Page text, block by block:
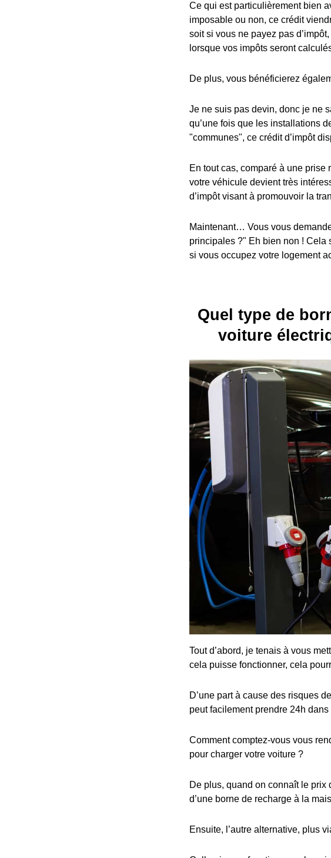
Ce qui est particulièrement bien
imposable ou non, ce crédit
soit si vous ne payez pas
lorsque vos impôts seront
De plus, vous bénéficierez
Je ne suis pas devin, donc je ne
qu’une fois que les installations
"communes", ce crédit d’impôt
En tout cas, comparé à une prise
votre véhicule devient très
d’impôt visant à promouvoir la
Maintenant… Vous vous
principales ?" Eh bien non ! Cela
si vous occupez votre logement
Quel type de
voiture
Tout d’abord, je tenais à vous
cela puisse fonctionner, cela
D’une part à cause des risques
peut facilement prendre 24h
Comment comptez-vous vous
pour charger votre voiture ?
De plus, quand on connaît le prix
d’une borne de recharge à la
Ensuite, l’autre alternative, plus